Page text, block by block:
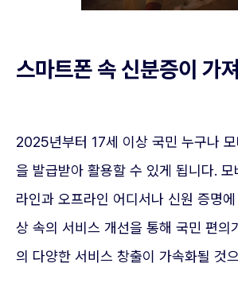
스마트폰 속 신분증이 가
2025년부터 17세 이상 국민 누구나
을 발급받아 활용할 수 있게 됩니다.
라인과 오프라인 어디서나 신원 증명
상 속의 서비스 개선을 통해 국민 편의
의 다양한 서비스 창출이 가속화될 것